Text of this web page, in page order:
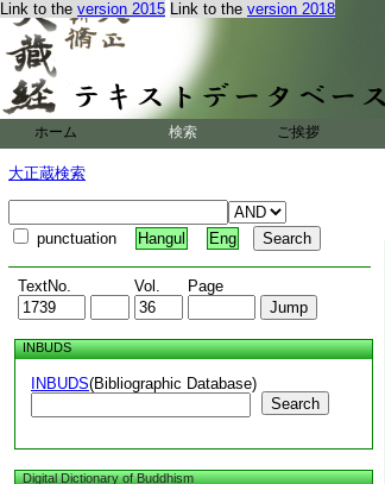
Link to the version 2015 Link to the version 2018
ホーム 検索 ご挨拶
大正蔵検索
punctuation Hangul Eng
TextNo. Vol. Page
INBUDS
INBUDS(Bibliographic Database)
Search
Digital Dictionary of Buddhism